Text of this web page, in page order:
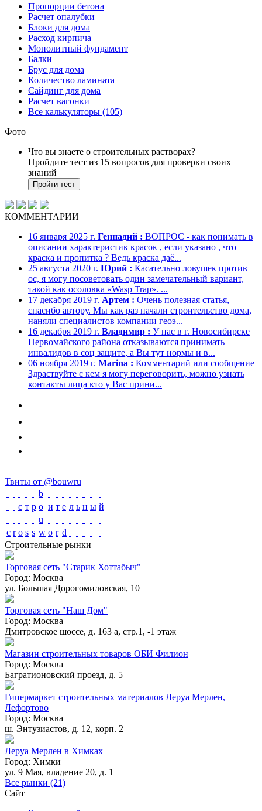
Пропорции бетона
Расчет опалубки
Блоки для дома
Расход кирпича
Монолитный фундамент
Балки
Брус для дома
Количество ламината
Сайдинг для дома
Расчет вагонки
Все калькуляторы (105)
Фото
Что вы знаете о строительных растворах?
Пройдите тест из 15 вопросов для проверки своих
знаний
Пройти тест
КОММЕНТАРИИ
16 января 2025 г. Геннадий : ВОПРОС - как понимать в
описании характеристик красок , если указано , что
краска и пропитка ? Ведь краска даё...
25 августа 2020 г. Юрий : Касательно ловушек против
ос, я могу посоветовать один замечательный вариант,
такой как осоловка «Wasp Trap». ...
17 декабря 2019 г. Артем : Очень полезная статья,
спасибо автору. Мы как раз начали строительство дома,
наняли специалистов компании геоэ...
16 декабря 2019 г. Владимир : У нас в г. Новосибирске
Первомайского района отказываются принимать
инвалидов в соц защите, а Вы тут нормы и в...
06 ноября 2019 г. Marina : Комментарий или сообщение
Здраствуйте с кем я могу переговорить, можно узнать
контакты лица кто у Вас прини...
Твиты от @bouwru
b
с т р o и т е л ь н ы й
u
c r o s s w o r d
Строительные рынки
Торговая сеть "Старик Хоттабыч"
Город: Москва
ул. Большая Дорогомиловская, 10
Торговая сеть "Наш Дом"
Город: Москва
Дмитровское шоссе, д. 163 а, стр.1, -1 этаж
Магазин строительных товаров ОБИ Филион
Город: Москва
Багратионовский проезд, д. 5
Гипермаркет строительных материалов Леруа Мерлен,
Лефортово
Город: Москва
ш. Энтузиастов, д. 12, корп. 2
Леруа Мерлен в Химках
Город: Химки
ул. 9 Мая, владение 20, д. 1
Все рынки (21)
Сайт